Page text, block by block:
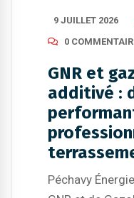
9 JUILLET 2026
0
GNR et
additivé :
Péchavy